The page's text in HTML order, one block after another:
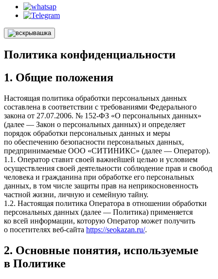
Политика конфиденциальности
1. Общие положения
Настоящая политика обработки персональных данных
составлена в соответствии с требованиями Федерального
закона от 27.07.2006. № 152-ФЗ «О персональных данных»
(далее — Закон о персональных данных) и определяет
порядок обработки персональных данных и меры
по обеспечению безопасности персональных данных,
предпринимаемые ООО «СИТИНИКС» (далее — Оператор).
1.1. Оператор ставит своей важнейшей целью и условием
осуществления своей деятельности соблюдение прав и свобод
человека и гражданина при обработке его персональных
данных, в том числе защиты прав на неприкосновенность
частной жизни, личную и семейную тайну.
1.2. Настоящая политика Оператора в отношении обработки
персональных данных (далее — Политика) применяется
ко всей информации, которую Оператор может получить
о посетителях веб-сайта https://seokazan.ru/.
2. Основные понятия, используемые
в Политике